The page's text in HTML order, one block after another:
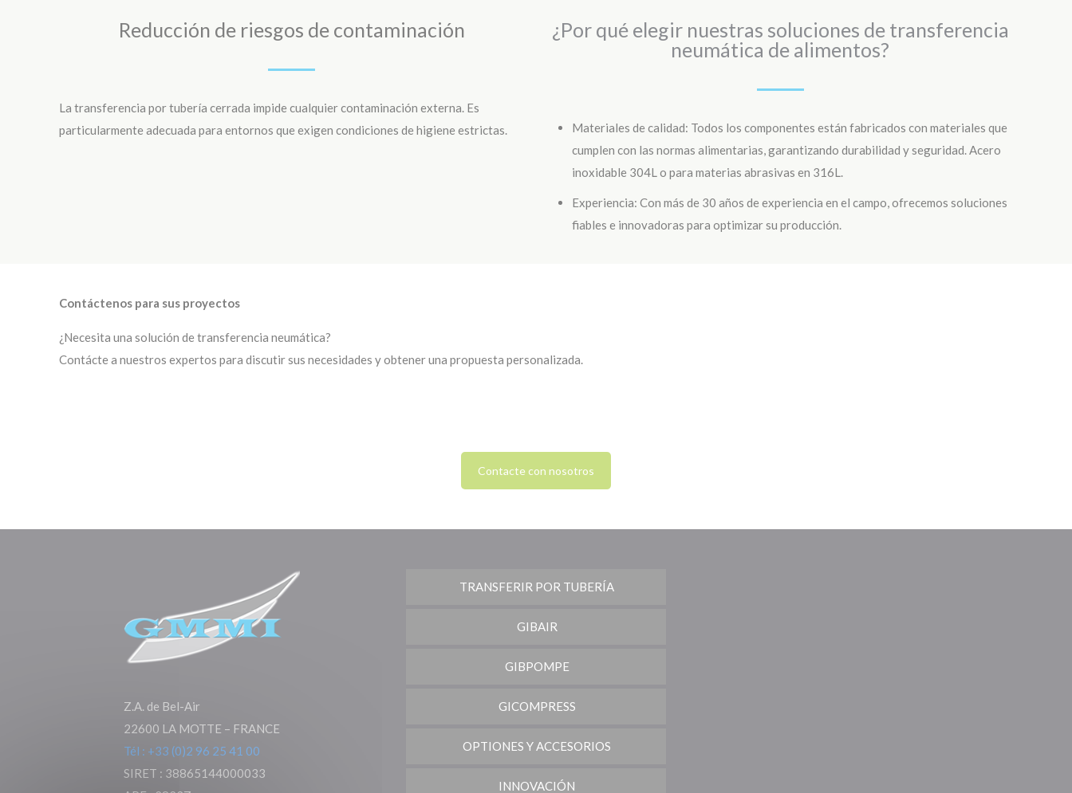
Reducción de riesgos de contaminación
La transferencia por tubería cerrada impide cualquier contaminación externa. Es
particularmente adecuada para entornos que exigen condiciones de higiene estrictas.
¿Por qué elegir nuestras soluciones de transferencia
neumática de alimentos?
Materiales de calidad: Todos los componentes están fabricados con materiales que
cumplen con las normas alimentarias, garantizando durabilidad y seguridad. Acero
inoxidable 304L o para materias abrasivas en 316L.
Experiencia: Con más de 30 años de experiencia en el campo, ofrecemos soluciones
fiables e innovadoras para optimizar su producción.
Contáctenos para sus proyectos
¿Necesita una solución de transferencia neumática?
Contácte a nuestros expertos para discutir sus necesidades y obtener una propuesta personalizada.
Contacte con nosotros
Z.A. de Bel-Air
22600 LA MOTTE – FRANCE
Tél : +33 (0)2 96 25 41 00
SIRET : 38865144000033
TRANSFERIR POR TUBERÍA
GIBAIR
GIBPOMPE
GICOMPRESS
OPTIONES Y ACCESORIOS
INNOVACIÓN